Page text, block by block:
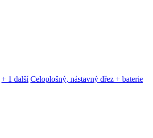
+ 1 další Celoplošný, nástavný dřez + baterie